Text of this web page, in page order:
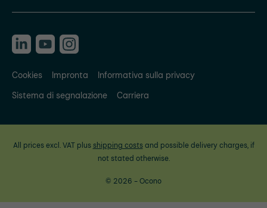
Cookies Impronta
Informativa sulla privacy
Sistema di segnalazione
Carriera
All prices excl. VAT plus shipping costsand possible delivery charges, if
not stated otherwise.
© 2026 - Ocono